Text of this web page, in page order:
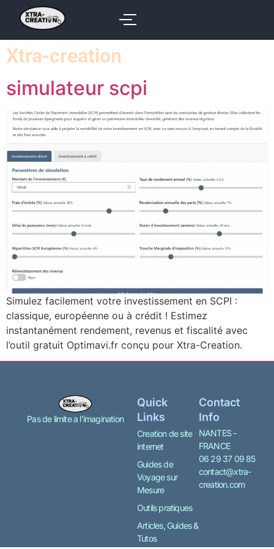
Xtra-creation
simulateur scpi
Simulez facilement votre investissement en SCPI :
classique, européenne ou à crédit ! Estimez
instantanément rendement, revenus et fiscalité avec
l’outil gratuit Optimavi.fr conçu pour Xtra-Creation.
Pas de limite a l’imagination
Quick
Links
Creation de site
internet
Guides de
Voyage sur
Mesure
Outils pratiques
Articles, Guides &
Tutos
Contact
Info
NANTES -
FRANCE
06 29 37 09 85
contact@xtra-
creation.com